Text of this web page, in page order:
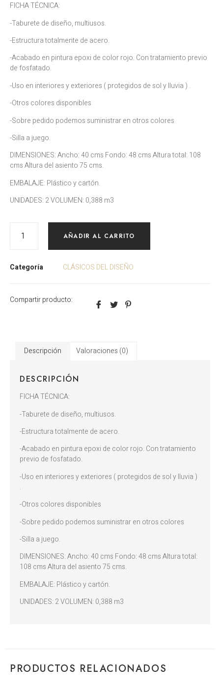
FICHA TÉCNICA:
-Taburete de diseño, multiusos.
-Estructura totalmente de acero.
-Acabado en pintura epoxi de color rojo. Con tratamiento previo
de fosfatado.
-Uso en interiores y exteriores ( protegidos de sol y lluvia ) .
-Otros colores disponibles
-Sobre pedido podemos suministrar en otros colores
-Silla a juego.
DIMENSIONES: Ancho: 40 cms Fondo: 48 cms Altura total: 108
cms Altura del asiento 75 cms.
EMBALAJE: Plástico y cartón.
UNIDADES: 2 VOLUMEN: 0,388 m3
AÑADIR AL CARRITO
Categoría CLÁSICOS DEL DISEÑO
Compartir producto:
Descripción Valoraciones (0)
DESCRIPCIÓN
FICHA TÉCNICA:
-Taburete de diseño, multiusos.
-Estructura totalmente de acero.
-Acabado en pintura epoxi de color rojo. Con tratamiento
previo de fosfatado.
-Uso en interiores y exteriores ( protegidos de sol y lluvia )
.
-Otros colores disponibles
-Sobre pedido podemos suministrar en otros colores
-Silla a juego.
DIMENSIONES: Ancho: 40 cms Fondo: 48 cms Altura total:
108 cms Altura del asiento 75 cms.
EMBALAJE: Plástico y cartón.
UNIDADES: 2 VOLUMEN: 0,388 m3
PRODUCTOS RELACIONADOS